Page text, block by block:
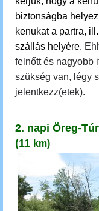
biztonságba
kenukat a partra,
szállás helyére.
felnőtt és nagyobb
szükség van, légy
jelentkezz(etek).
2. napi Öreg-
(11 km)